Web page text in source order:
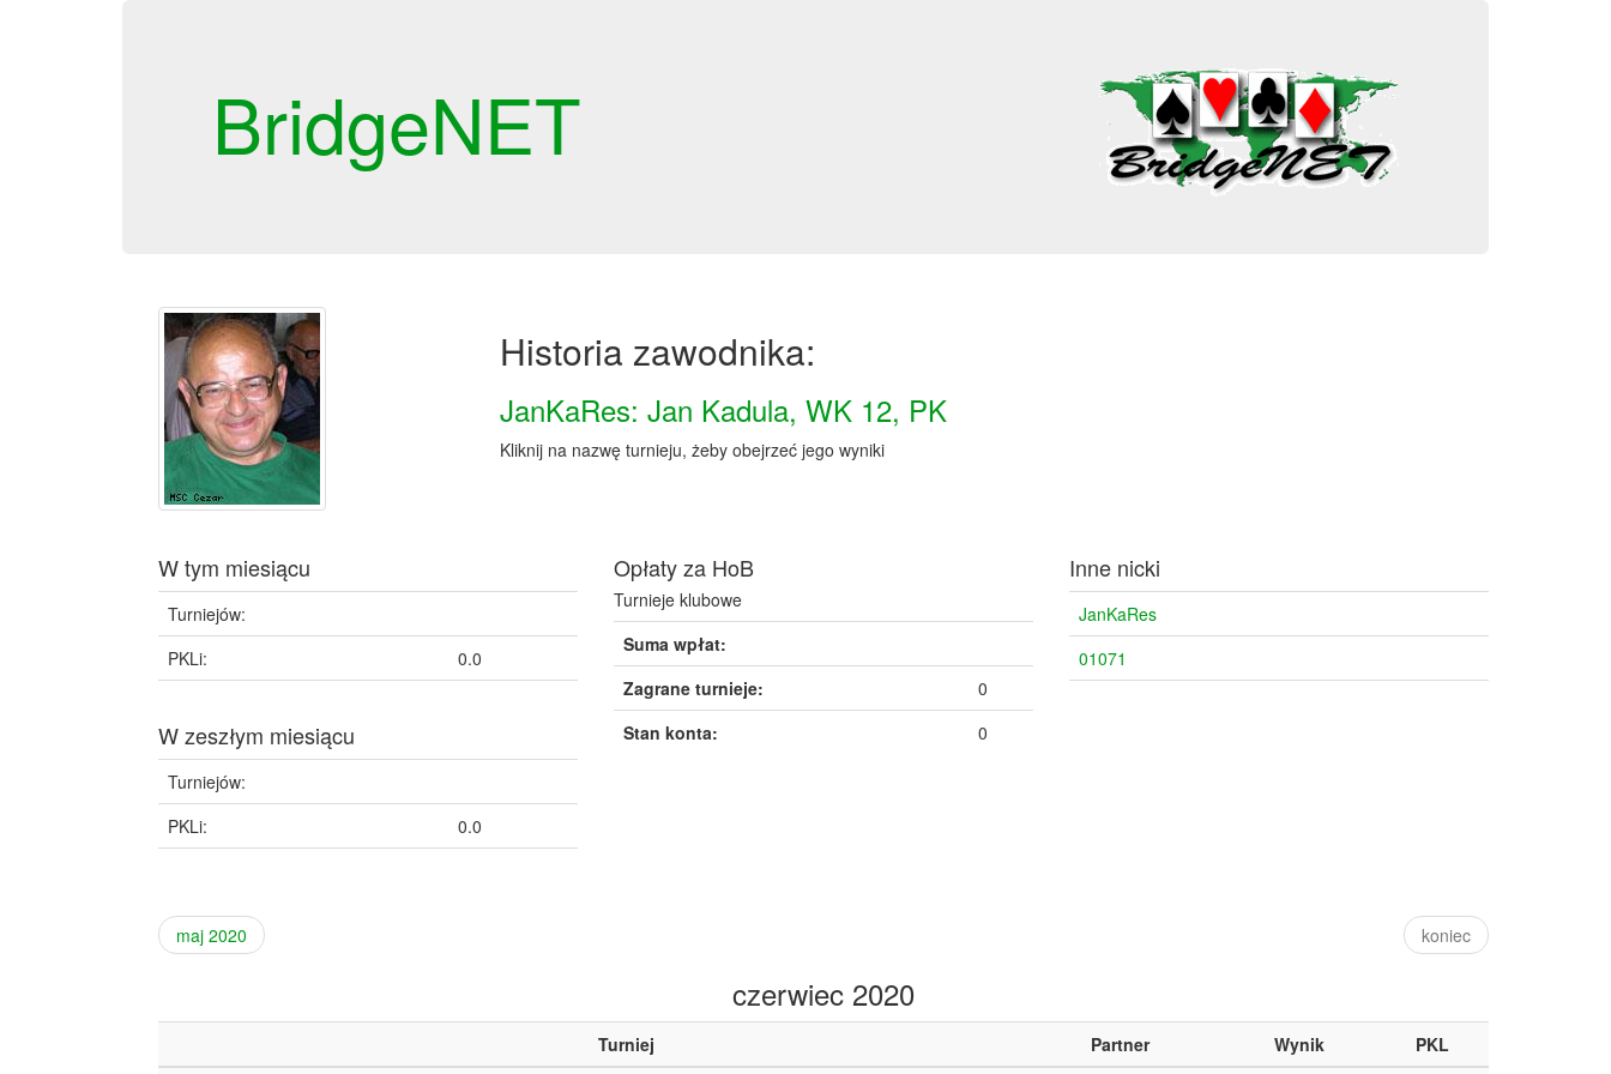
BridgeNET
Historia zawodnika:
JanKaRes: Jan Kadula, WK 12, PK
Kliknij na nazwę turnieju, żeby obejrzeć jego wyniki
W tym miesiącu
Turniejów:
PKLi:
0.0
W zeszłym miesiącu
Turniejów:
PKLi:
0.0
Opłaty za HoB
Turnieje klubowe
Suma wpłat:
Zagrane turnieje:
0
Stan konta:
0
Inne nicki
JanKaRes
01071
koniec
maj 2020
czerwiec 2020
Turniej Partner Wynik PKL